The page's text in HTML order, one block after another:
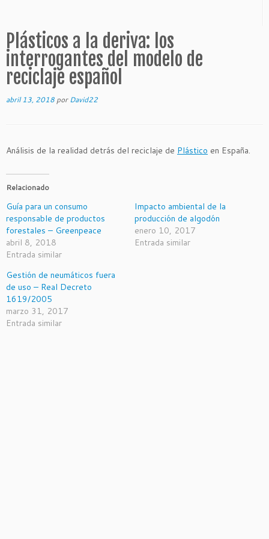
Plásticos a la deriva: los
interrogantes del modelo de
reciclaje español
abril 13, 2018 porDavid22
Análisis de la realidad detrás del reciclaje de Plástico en España.
Relacionado
Guía para un consumo
responsable de productos
forestales – Greenpeace
abril 8, 2018
Entrada similar
Impacto ambiental de la
producción de algodón
enero 10, 2017
Entrada similar
Gestión de neumáticos fuera
de uso – Real Decreto
1619/2005
marzo 31, 2017
Entrada similar